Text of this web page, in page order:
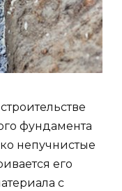
фундамента
непучнистые
его
с